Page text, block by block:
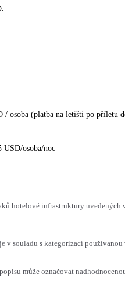
/ osoba (platba na letišti po příletu
USD/osoba/noc
hotelové infrastruktury uvedených
v souladu s kategorizací
může označovat